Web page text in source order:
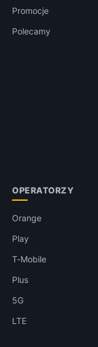
Promocje
Polecamy
OPERATORZY
Orange
Play
T-Mobile
Plus
5G
LTE